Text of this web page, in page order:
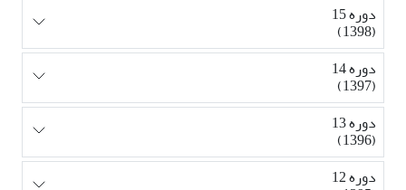
دوره 15
(1398)
دوره 14
(1397)
دوره 13
(1396)
دوره 12